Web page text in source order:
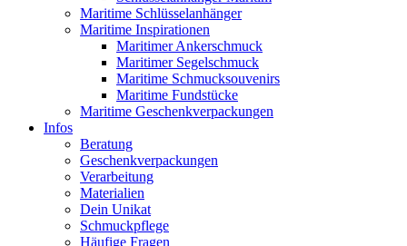
Maritime Schlüsselanhänger
Maritime Inspirationen
Maritimer Ankerschmuck
Maritimer Segelschmuck
Maritime Schmucksouvenirs
Maritime Fundstücke
Maritime Geschenkverpackungen
Infos
Beratung
Geschenkverpackungen
Verarbeitung
Materialien
Dein Unikat
Schmuckpflege
Häufige Fragen